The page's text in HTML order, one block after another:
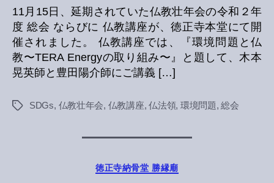
の
11月15日、延期されていた仏教壮年会の令和２年
度 総会 ならびに 仏教講座が、徳正寺本堂にて開
催されました。 仏教講座では、『環境問題と仏
教〜TERA Energyの取り組み〜』と題して、木本
晃英師と豊田陽介師にご講義 […]
Tags SDGs, 仏教壮年会, 仏教講座,仏法領, 環境問題,総会
Categories
徳正寺納骨堂 勝縁廟